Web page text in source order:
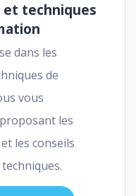
et techniques
dans les
de
vous
les
les conseils